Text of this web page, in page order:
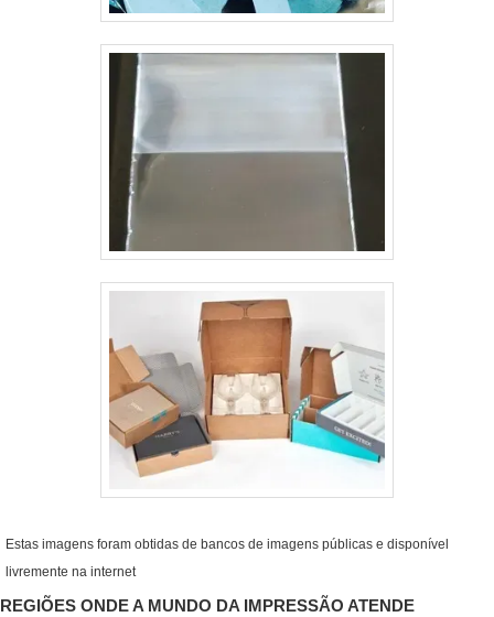
Estas imagens foram obtidas de bancos de imagens públicas e disponível
livremente na internet
REGIÕES ONDE A MUNDO DA IMPRESSÃO ATENDE